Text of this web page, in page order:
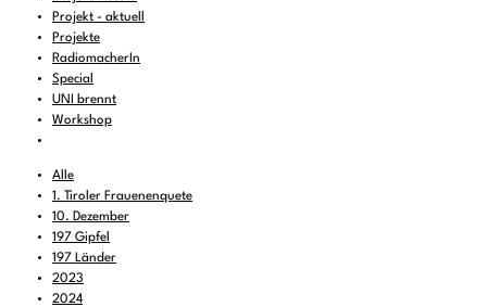
Projekt - aktuell
Projekte
RadiomacherIn
Special
UNI brennt
Workshop
Alle
1. Tiroler Frauenenquete
10. Dezember
197 Gipfel
197 Länder
2023
2024